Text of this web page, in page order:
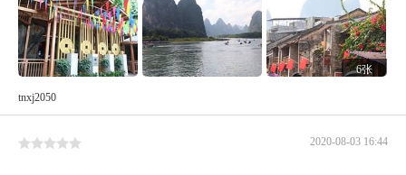
6张
tnxj2050
2020-08-03 16:44